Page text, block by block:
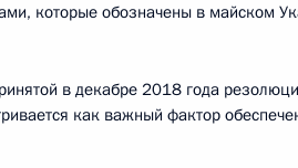
«Час Земли» будет
которые обозначены в майском
в декабре 2018 года
как важный фактор